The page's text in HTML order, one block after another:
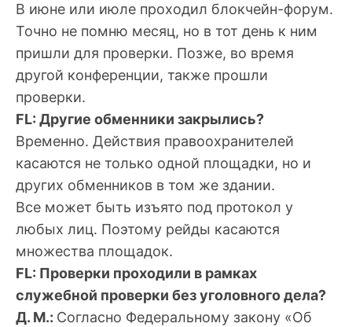
В июне или июле проходил блокчейн-форум.
Точно не помню месяц, но в тот день к ним
пришли для проверки. Позже, во время
другой конференции, также прошли
проверки.
FL: Другие обменники закрылись?
Временно. Действия правоохранителей
касаются не только одной площадки, но и
других обменников в том же здании.
Все может быть изъято под протокол у
любых лиц. Поэтому рейды касаются
множества площадок.
FL: Проверки проходили в рамках
служебной проверки без уголовного дела?
Д. М.: Согласно Федеральному закону «Об